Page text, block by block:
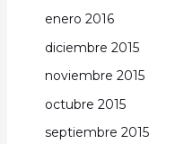
enero 2016
diciembre 2015
noviembre 2015
octubre 2015
septiembre 2015